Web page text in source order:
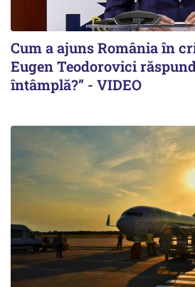
Cum a ajuns România în
Eugen Teodorovici
întâmplă?” - VIDEO